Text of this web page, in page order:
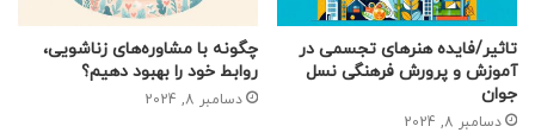
تاثیر/فایده هنرهای تجسمی در
آموزش و پرورش فرهنگی نسل‌
جوان
دسامبر 8, 2024
چگونه با مشاوره‌های زناشویی،
روابط خود را بهبود دهیم؟
دسامبر 8, 2024